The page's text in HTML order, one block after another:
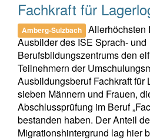
Fachkraft für
Amberg-Sulzbach
Allerhöchsten
Ausbilder des ISE Sprach- und
Berufsbildungszentrums den
Teilnehmern der
Ausbildungsberuf Fachkraft für
sieben Männern und Frauen,
Abschlussprüfung im Beruf
bestanden haben. Der Anteil
Migrationshintergrund lag hier